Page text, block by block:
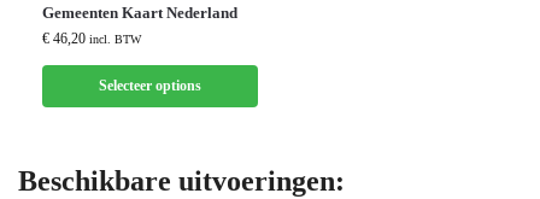
Gemeenten Kaart Nederland
€ 46,20 incl. BTW
Selecteer options
Beschikbare uitvoeringen: